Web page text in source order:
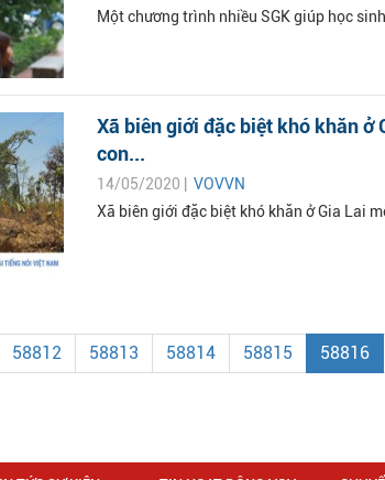
Một chương trình nhiều SGK giúp học
Xã biên giới đặc biệt khó khăn ở
con...
14/05/2020 | VOVVN
Xã biên giới đặc biệt khó khăn ở Gia Lai
58812 58813 58814 58815 58816